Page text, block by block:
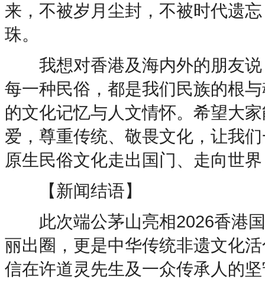
来，不被岁月尘封，不被时代遗
珠。
我想对香港及海内外的朋友说
每一种民俗，都是我们民族的根
的文化记忆与人文情怀。希望大
爱，尊重传统、敬畏文化，让我
原生民俗文化走出国门、走向世
【新闻结语】
此次端公茅山亮相2026香港国
丽出圈，更是中华传统非遗文化
信在许道灵先生及一众传承人的